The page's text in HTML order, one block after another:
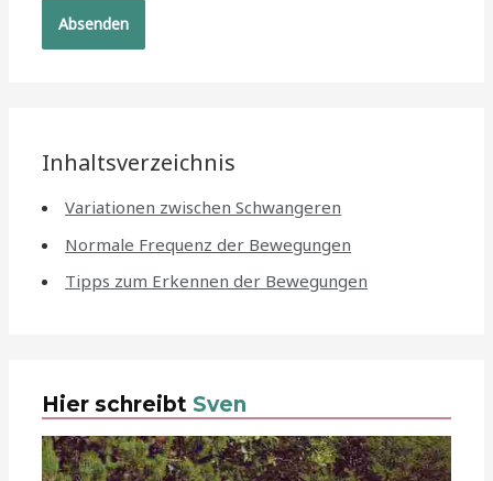
Inhaltsverzeichnis
Variationen zwischen Schwangeren
Normale Frequenz der Bewegungen
Tipps zum Erkennen der Bewegungen
Hier schreibt Sven